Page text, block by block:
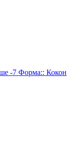
-7 Форма:: Кокон